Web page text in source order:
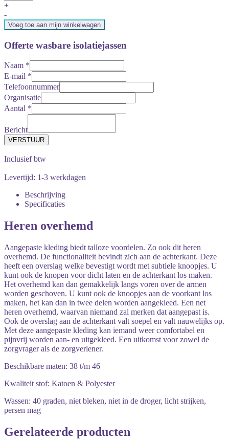
+
-
Voeg toe aan mijn winkelwagen
Offerte wasbare isolatiejassen
Naam *
E-mail *
Telefoonnummer
Organisatie
Aantal *
Bericht
Inclusief btw
Levertijd: 1-3 werkdagen
Beschrijving
Specificaties
Heren overhemd
Aangepaste kleding biedt talloze voordelen. Zo ook dit heren
overhemd. De functionaliteit bevindt zich aan de achterkant. Deze
heeft een overslag welke bevestigt wordt met subtiele knoopjes. U
kunt ook de knopen voor dicht laten en de achterkant los maken.
Het overhemd kan dan gemakkelijk langs voren over de armen
worden geschoven. U kunt ook de knoopjes aan de voorkant los
maken, het kan dan in twee delen worden aangekleed. Een net
heren overhemd, waarvan niemand zal merken dat aangepast is.
Ook de overslag aan de achterkant valt soepel en valt nauwelijks op.
Met deze aangepaste kleding kan iemand weer comfortabel en
pijnvrij worden aan- en uitgekleed. Een uitkomst voor zowel de
zorgvrager als de zorgverlener.
Beschikbare maten: 38 t/m 46
Kwaliteit stof: Katoen & Polyester
Wassen: 40 graden, niet bleken, niet in de droger, licht strijken,
persen mag
Gerelateerde producten